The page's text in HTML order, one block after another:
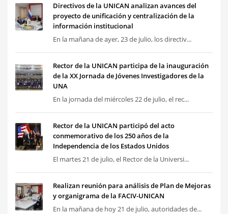
Directivos de la UNICAN analizan avances del
proyecto de unificación y centralización de la
información institucional
En la mañana de ayer, 23 de julio, los directiv...
Rector de la UNICAN participa de la inauguración
de la XX Jornada de Jóvenes Investigadores de la
UNA
En la jornada del miércoles 22 de julio, el rec...
Rector de la UNICAN participó del acto
conmemorativo de los 250 años de la
Independencia de los Estados Unidos
El martes 21 de julio, el Rector de la Universi...
Realizan reunión para análisis de Plan de Mejoras
y organigrama de la FACIV-UNICAN
En la mañana de hoy 21 de julio, autoridades de...